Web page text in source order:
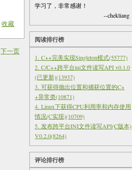
收藏
下一页
学习了，非常感谢！
--chekliang
阅读排行榜
1. C++完美实现Singleton模式(55777)
2. C/C++跨平台ini文件读写API v0.1.0
(已更新)(13937)
3. 可获得抛出位置和捕获位置的C+
+异常类(10871)
4. Linux下获得CPU利用率和内存使用
情况(C实现)(10709)
5. 发布跨平台INI文件读写API(C版本)
V0.2.0(8264)
评论排行榜